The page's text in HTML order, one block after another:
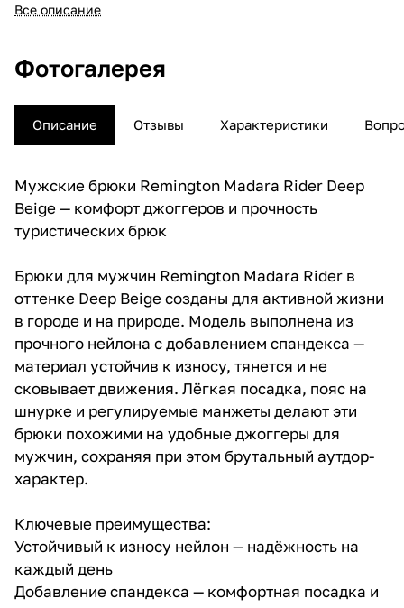
Все описание
Фотогалерея
Описание Отзывы Характеристики
Мужские брюки Remington Madara Rider Deep
Beige — комфорт джоггеров и прочность
туристических брюк
Брюки для мужчин Remington Madara Rider в
оттенке Deep Beige созданы для активной жизни
в городе и на природе. Модель выполнена из
прочного нейлона с добавлением спандекса —
материал устойчив к износу, тянется и не
сковывает движения. Лёгкая посадка, пояс на
шнурке и регулируемые манжеты делают эти
брюки похожими на удобные джоггеры для
мужчин, сохраняя при этом брутальный аутдор-
характер.
Ключевые преимущества:
Устойчивый к износу нейлон — надёжность на
каждый день
Добавление спандекса — комфортная посадка и